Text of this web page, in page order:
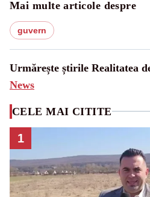
Mai multe articole despre
guvern
Urmărește știrile Realitatea
News
CELE MAI CITITE
1